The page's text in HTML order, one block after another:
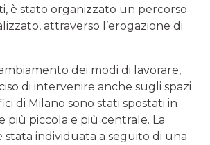
è stato organizzato un percorso
attraverso l’erogazione di
dei modi di lavorare,
di intervenire anche sugli spazi
di Milano sono stati spostati in
più piccola e più centrale. La
stata individuata a seguito di una